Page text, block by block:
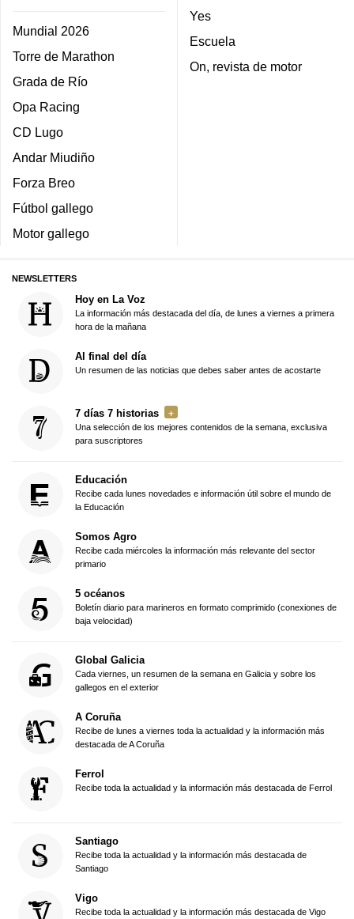
Mundial 2026
Torre de Marathon
Grada de Río
Opa Racing
CD Lugo
Andar Miudiño
Forza Breo
Fútbol gallego
Motor gallego
Yes
Escuela
On, revista de motor
NEWSLETTERS
Hoy en La Voz
La información más destacada del día, de lunes a viernes a primera
hora de la mañana
Al final del día
Un resumen de las noticias que debes saber antes de acostarte
7 días 7 historias
Una selección de los mejores contenidos de la semana, exclusiva
para suscriptores
Educación
Recibe cada lunes novedades e información útil sobre el mundo de
la Educación
Somos Agro
Recibe cada miércoles la información más relevante del sector
primario
5 océanos
Boletín diario para marineros en formato comprimido (conexiones de
baja velocidad)
Global Galicia
Cada viernes, un resumen de la semana en Galicia y sobre los
gallegos en el exterior
A Coruña
Recibe de lunes a viernes toda la actualidad y la información más
destacada de A Coruña
Ferrol
Recibe toda la actualidad y la información más destacada de Ferrol
Santiago
Recibe toda la actualidad y la información más destacada de
Santiago
Vigo
Recibe toda la actualidad y la información más destacada de Vigo